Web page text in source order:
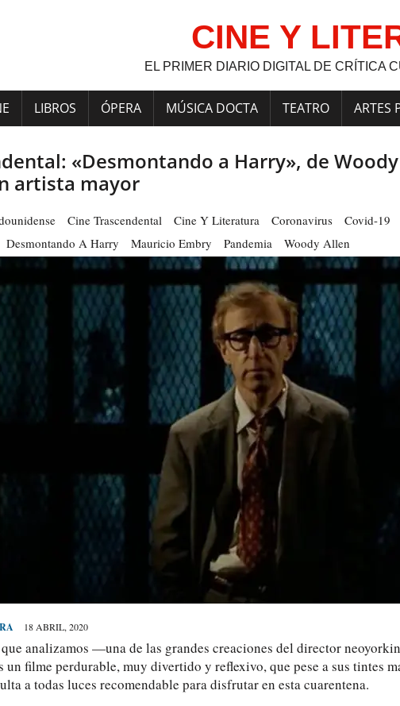
CINE Y
EL PRIMER DIARIO DIGITAL DE CRÍTICA
LIBROS ÓPERA MÚSICA DOCTA TEATRO ARTES
«Desmontando a Harry», de
artista mayor
Cine Trascendental Cine Y Literatura Coronavirus Covid-19
Desmontando A Harry Mauricio Embry Pandemia Woody Allen
18 ABRIL, 2020
analizamos —una de las grandes creaciones del director
filme perdurable, muy divertido y reflexivo, que pese a sus tintes
a todas luces recomendable para disfrutar en esta cuarentena.